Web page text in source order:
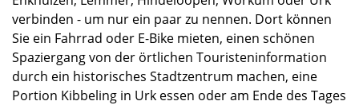
verbinden - um nur ein paar zu nennen. Dort können
Sie ein Fahrrad oder E-Bike mieten, einen schönen
Spaziergang von der örtlichen Touristeninformation
durch ein historisches Stadtzentrum machen, eine
Portion Kibbeling in Urk essen oder am Ende des Tages